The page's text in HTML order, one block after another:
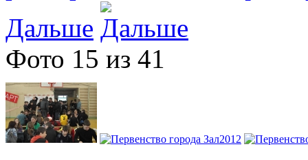
Дальше
Фото 15 из 41